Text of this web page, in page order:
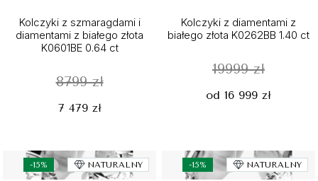
Kolczyki z szmaragdami i
diamentami z białego złota
K0601BE 0.64 ct
8799 zł
7 479 zł
Kolczyki z diamentami z
białego złota K0262BB 1.40 ct
19999 zł
od 16 999 zł
-15% NATURALNY -15% NATURALNY